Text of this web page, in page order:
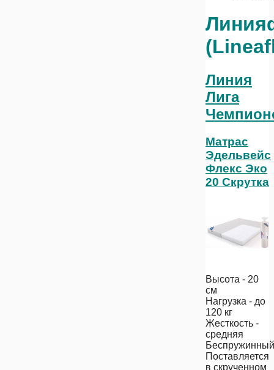
Линия
Лига
Матрас
Эдельвейс
Флекс Эко
20 Скрутка
Высота - 20
см
Нагрузка - до
120 кг
Жесткость -
средняя
Беспружинный
Поставляется
в скрученном